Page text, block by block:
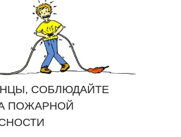
СОБЛЮДАЙТЕ
ПОЖАРНОЙ